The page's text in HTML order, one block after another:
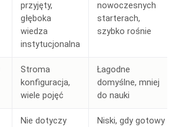
przyjęty,
głęboka
wiedza
instytucjonalna
nowoczesnych
starterach,
szybko rośnie
Stroma
konfiguracja,
wiele pojęć
Łagodne
domyślne, mniej
do nauki
Nie dotyczy
Niski, gdy gotowy